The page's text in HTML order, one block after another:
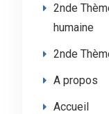
2nde
humaine
2nde
A propos
Accueil